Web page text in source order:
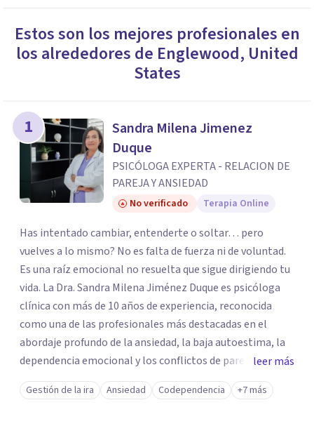
ENCONTRAR MI TERAPEUTA
¿Necesitas ayuda para encontrar el
psicólogo adecuado?
los profesionales que más se ajustan a tus
necesidades.
Responder cuestionario
Estos son los mejores profesionales en
los alrededores de Englewood, United
States
1
Sandra Milena Jimenez
Duque
PSICÓLOGA EXPERTA - RELACION DE
PAREJA Y ANSIEDAD
No verificado Terapia Online
Has intentado cambiar, entenderte o soltar… pero
vuelves a lo mismo? No es falta de fuerza ni de voluntad.
Es una raíz emocional no resuelta que sigue dirigiendo tu
vida. La Dra. Sandra Milena Jiménez Duque es psicóloga
clínica con más de 10 años de experiencia, reconocida
como una de las profesionales más destacadas en el
abordaje profundo de la ansiedad, la baja autoestima, la
dependencia emocional y los conflictos de pareja. Ha
trabajado con pacientes en diferentes países,
acompañando procesos complejos. Su enfoque
leer más
Gestión de la ira Ansiedad Codependencia +7 más